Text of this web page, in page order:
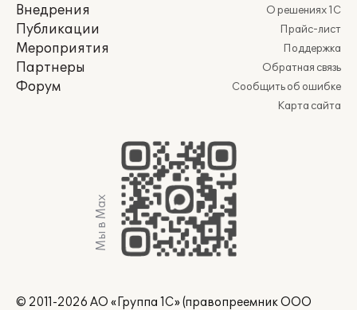
Внедрения
Публикации
Мероприятия
Партнеры
Форум
О решениях 1С
Прайс-лист
Поддержка
Обратная связь
Сообщить об ошибке
Карта сайта
Мы в Max
© 2011-2026 АО «Группа 1С» (правопреемник ООО